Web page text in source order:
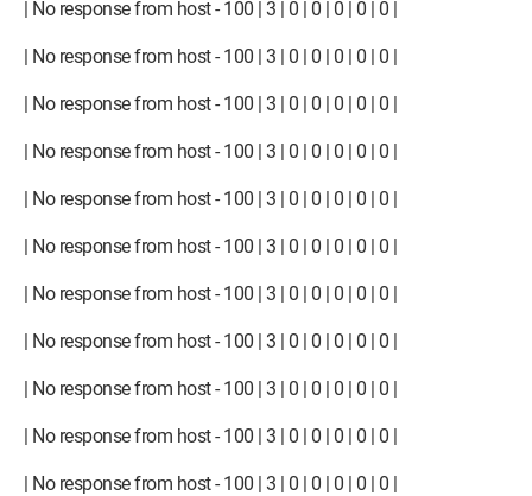
| No response from host - 100 | 3 | 0 | 0 | 0 | 0 | 0 |
| No response from host - 100 | 3 | 0 | 0 | 0 | 0 | 0 |
| No response from host - 100 | 3 | 0 | 0 | 0 | 0 | 0 |
| No response from host - 100 | 3 | 0 | 0 | 0 | 0 | 0 |
| No response from host - 100 | 3 | 0 | 0 | 0 | 0 | 0 |
| No response from host - 100 | 3 | 0 | 0 | 0 | 0 | 0 |
| No response from host - 100 | 3 | 0 | 0 | 0 | 0 | 0 |
| No response from host - 100 | 3 | 0 | 0 | 0 | 0 | 0 |
| No response from host - 100 | 3 | 0 | 0 | 0 | 0 | 0 |
| No response from host - 100 | 3 | 0 | 0 | 0 | 0 | 0 |
| No response from host - 100 | 3 | 0 | 0 | 0 | 0 | 0 |